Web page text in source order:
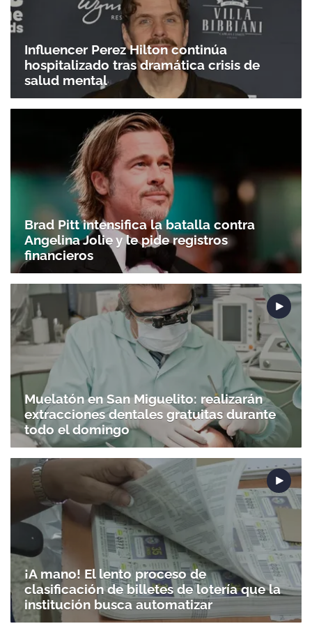
Influencer Perez Hilton continúa
hospitalizado tras dramática crisis de
salud mental
Brad Pitt intensifica la batalla contra
Angelina Jolie y le pide registros
financieros
Muelatón en San Miguelito: realizarán
extracciones dentales gratuitas durante
todo el domingo
¡A mano! El lento proceso de
clasificación de billetes de lotería que la
institución busca automatizar